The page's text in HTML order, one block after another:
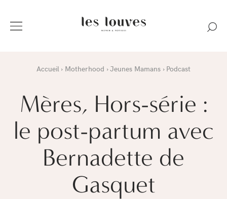
Accueil Motherhood Jeunes Mamans Podcast
Mères, Hors-série :
le post-partum avec
Bernadette de
Gasquet